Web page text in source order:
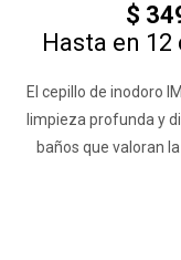
$
Hasta en 12
El cepillo de inodoro
limpieza profunda y
baños que valoran